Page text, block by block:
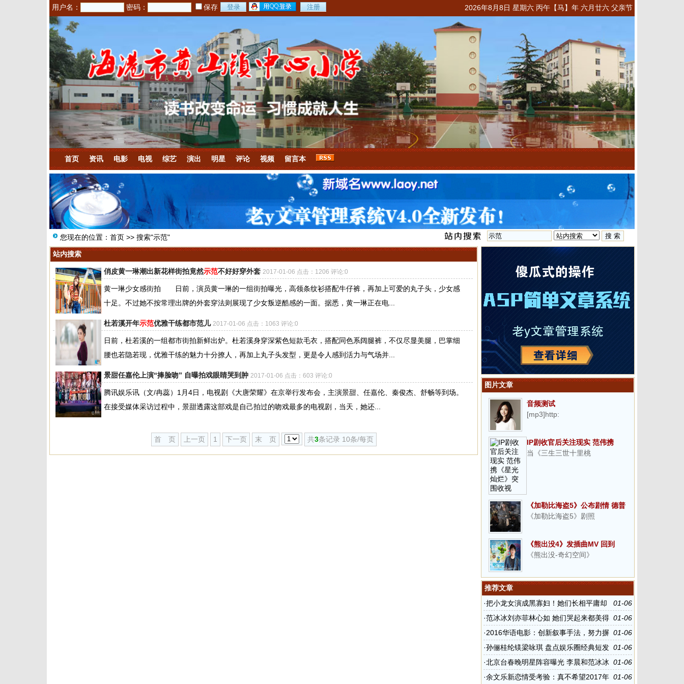
2026年8月8日 星期六 丙午【马】年 六月廿六 父亲节
用户名： 密码： 保存
首页 资讯 电影 电视 综艺 演出 明星 评论 视频 留言本
您现在的位置： 首页 >> 搜索"示范"
站内搜索
俏皮黄一琳潮出新花样街拍竟然示范不好好穿外套 2017-01-06 点击：1206 评论:0
黄一琳少女感街拍 日前，演员黄一琳的一组街拍曝光，高领条纹衫搭配牛仔裤，再加上可爱的丸子头，少女感
十足。不过她不按常理出牌的外套穿法则展现了少女叛逆酷感的一面。据悉，黄一琳正在电...
杜若溪开年示范优雅干练都市范儿 2017-01-06 点击：1063 评论:0
日前，杜若溪的一组都市街拍新鲜出炉。杜若溪身穿深紫色短款毛衣，搭配同色系阔腿裤，不仅尽显美腿，巴掌细
腰也若隐若现，优雅干练的魅力十分撩人，再加上丸子头发型，更是令人感到活力与气场并...
景甜任嘉伦上演“捧脸吻” 自曝拍戏眼睛哭到肿 2017-01-06 点击：603 评论:0
腾讯娱乐讯（文/冉蕊）1月4日，电视剧《大唐荣耀》在京举行发布会，主演景甜、任嘉伦、秦俊杰、舒畅等到场。
在接受媒体采访过程中，景甜透露这部戏是自己拍过的吻戏最多的电视剧，当天，她还...
首 页 上一页 1 下一页 末 页 共3条记录 10条/每页
图片文章
音频测试
[mp3]http:
IP剧收官后关注现实 范伟携
《星光灿烂》突围收视
当《三生三世十里桃
《加勒比海盗5》公布剧情 德普
重返冒险之旅
《加勒比海盗5》剧照
《熊出没4》发插曲MV 回到
与“熊”相伴的纯真岁月
《熊出没-奇幻空间》
推荐文章
01-06
·把小龙女演成黑寡妇！她们长相平庸却
硬要演绝世美女
01-06
·范冰冰刘亦菲林心如 她们哭起来都美得
让人心疼
01-06
·2016华语电影：创新叙事手法，努力摒
弃陈词滥调
01-06
·孙俪桂纶镁梁咏琪 盘点娱乐圈经典短发
女神
01-06
·北京台春晚明星阵容曝光 李晨和范冰冰
登台演出
01-06
·余文乐新恋情受考验：真不希望2017年